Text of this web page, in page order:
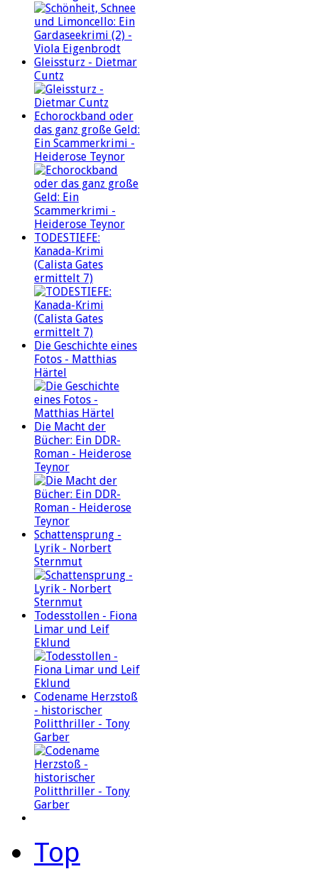
Gleissturz - Dietmar
Cuntz
Echorockband oder
das ganz große Geld:
Ein Scammerkrimi -
Heiderose Teynor
TODESTIEFE:
Kanada-Krimi
(Calista Gates
ermittelt 7)
Die Geschichte eines
Fotos - Matthias
Härtel
Die Macht der
Bücher: Ein DDR-
Roman - Heiderose
Teynor
Schattensprung -
Lyrik - Norbert
Sternmut
Todesstollen - Fiona
Limar und Leif
Eklund
Codename Herzstoß
- historischer
Politthriller - Tony
Garber
Top